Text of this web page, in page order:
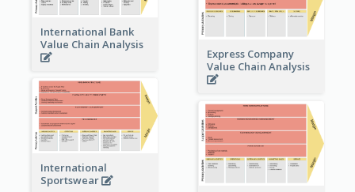
International Bank
Value Chain Analysis
Express Company
Value Chain Analysis
International
Sportswear